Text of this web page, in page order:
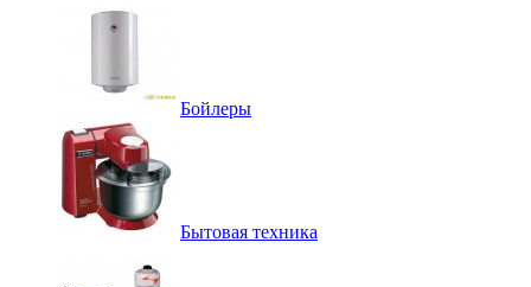
Бойлеры
Бытовая техника